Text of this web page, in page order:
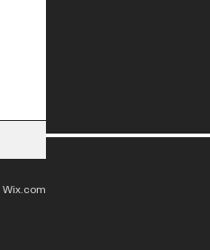
Wix.com